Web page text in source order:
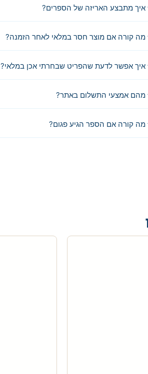
איך מתבצע האריזה של הספרים?
מה קורה אם מוצר חסר במלאי לאחר הזמנה?
איך אפשר לדעת שהפריט שבחרתי אכן במלאי?
מהם אמצעי התשלום באתר?
מה קורה אם הספר הגיע פגום?